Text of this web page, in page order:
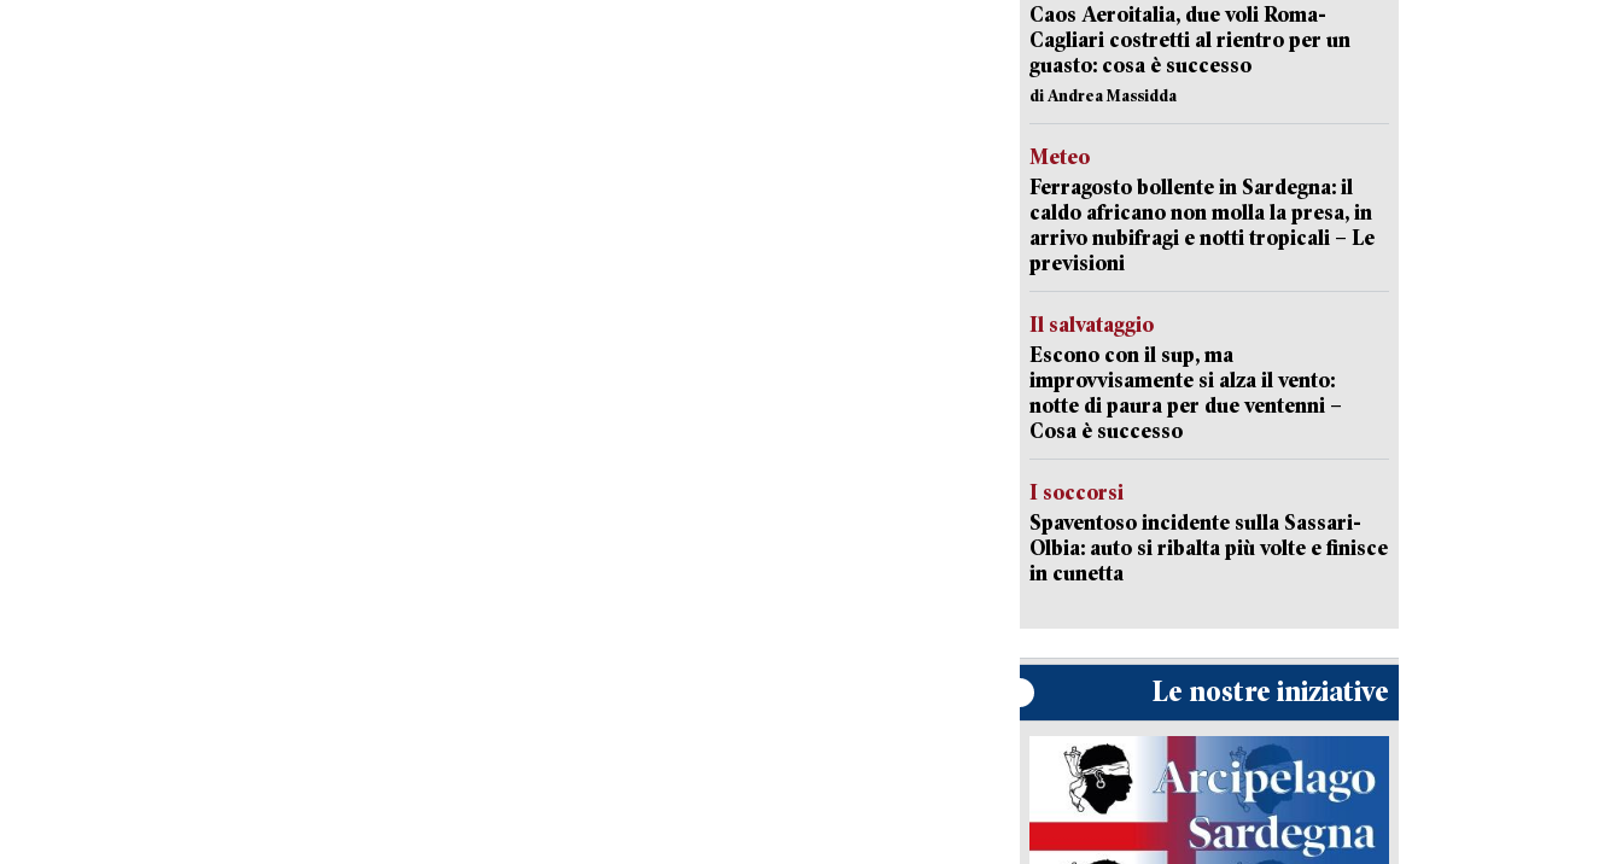
Caos Aeroitalia, due voli Roma-
Cagliari costretti al rientro per un
guasto: cosa è successo
di Andrea Massidda
Meteo
Ferragosto bollente in Sardegna: il
caldo africano non molla la presa, in
arrivo nubifragi e notti tropicali – Le
previsioni
Il salvataggio
Escono con il sup, ma
improvvisamente si alza il vento:
notte di paura per due ventenni –
Cosa è successo
I soccorsi
Spaventoso incidente sulla Sassari-
Olbia: auto si ribalta più volte e finisce
in cunetta
Le nostre iniziative